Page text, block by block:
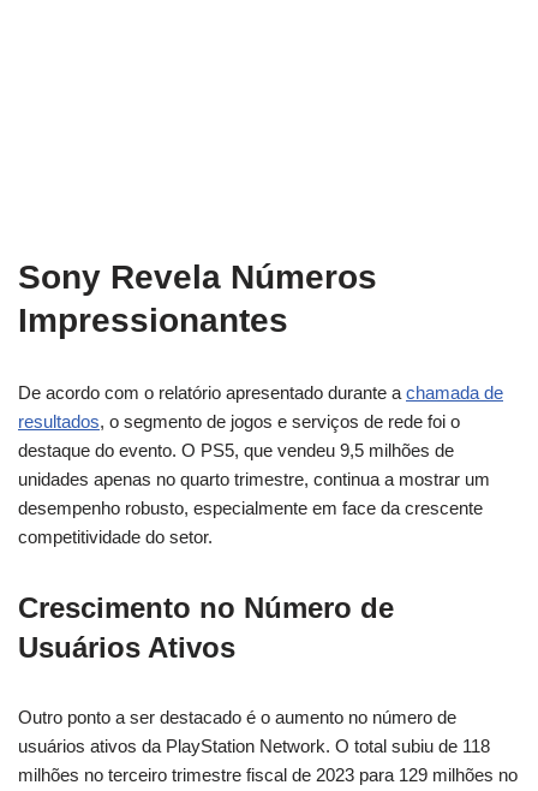
Sony Revela Números
Impressionantes
De acordo com o relatório apresentado durante a chamada de
resultados, o segmento de jogos e serviços de rede foi o
destaque do evento. O PS5, que vendeu 9,5 milhões de
unidades apenas no quarto trimestre, continua a mostrar um
desempenho robusto, especialmente em face da crescente
competitividade do setor.
Crescimento no Número de
Usuários Ativos
Outro ponto a ser destacado é o aumento no número de
usuários ativos da PlayStation Network. O total subiu de 118
milhões no terceiro trimestre fiscal de 2023 para 129 milhões no